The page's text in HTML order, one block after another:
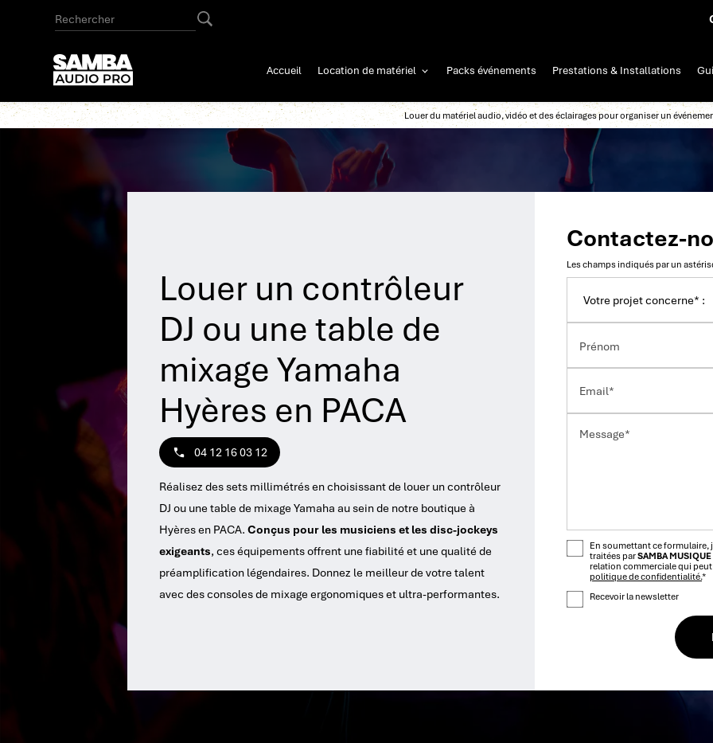
Accueil Location de matériel Packs événements Prestations & Installations
Louer du matériel audio, vidéo et des éclairages pour organiser un
Louer un contrôleur
DJ ou une table de
mixage Yamaha
Hyères en PACA
04 12 16 03 12
Réalisez des sets millimétrés en choisissant de louer un contrôleur
DJ ou une table de mixage Yamaha au sein de notre boutique à
Hyères en PACA. Conçus pour les musiciens et les disc-jockeys
exigeants, ces équipements offrent une fiabilité et une qualité de
préamplification légendaires. Donnez le meilleur de votre talent
avec des consoles de mixage ergonomiques et ultra-performantes.
Contactez-
Les champs indiqués par un
Prénom
Email*
Message*
En soumettant ce
traitées parSAMBA MUSIQUE
relation commerciale qui
politique de confidentialité.*
Recevoir la newsletter